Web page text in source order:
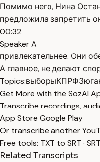
Помимо него, Нина
предложила запретить
00:32
Speaker A
привлекательнее. Они
А главное, не делают
Topics:выборыКПРФ
Get More with the SozAI
Transcribe recordings,
App Store Google Play
Or transcribe another
Free tools: TXT to SRT ·
Related Transcripts